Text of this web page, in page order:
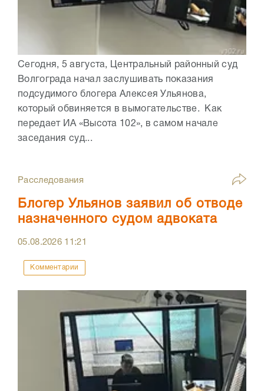
Сегодня, 5 августа, Центральный районный суд
Волгограда начал заслушивать показания
подсудимого блогера Алексея Ульянова,
который обвиняется в вымогательстве. Как
передает ИА «Высота 102», в самом начале
заседания суд...
Расследования
Блогер Ульянов заявил об отводе
назначенного судом адвоката
05.08.2026 11:21
Комментарии